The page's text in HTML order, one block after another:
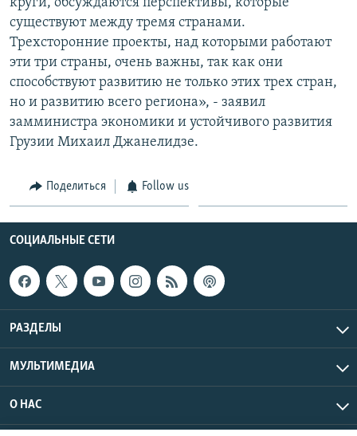
существуют между тремя странами.
Трехсторонние проекты, над которыми работают
эти три страны, очень важны, так как они
способствуют развитию не только этих трех стран,
но и развитию всего региона», - заявил
замминистра экономики и устойчивого развития
Грузии Михаил Джанелидзе.
Поделиться Follow us
СОЦИАЛЬНЫЕ СЕТИ
РАЗДЕЛЫ
МУЛЬТИМЕДИА
О НАС